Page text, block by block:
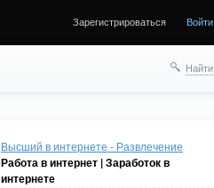
Зарегистрироваться Войти
Найти
Высший в интернете - Развлечение
Работа в интернет | Заработок в
интернете